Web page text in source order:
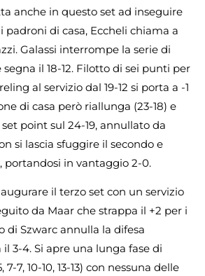
anche in questo set ad inseguire
i padroni di casa, Eccheli chiama a
Galassi interrompe la serie di
il 18-12. Filotto di sei punti per
al servizio dal 19-12 si porta a -1
di casa però riallunga (23-18) e
point sul 24-19, annullato da
si lascia sfuggire il secondo e
portandosi in vantaggio 2-0.
il terzo set con un servizio
da Maar che strappa il +2 per i
di Szwarc annulla la difesa
il 3-4. Si apre una lunga fase di
7, 10-10, 13-13) con nessuna delle